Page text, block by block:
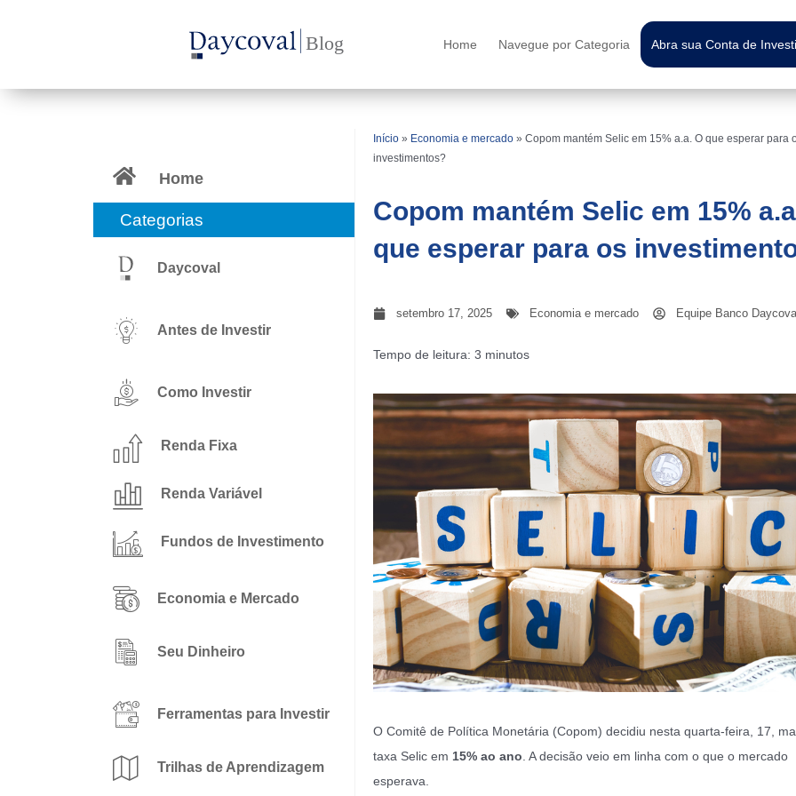
Home Navegue por Categoria Abra sua Conta de
Home
Categorias
Daycoval
Antes de Investir
Como Investir
Renda Fixa
Renda Variável
Fundos de Investimento
Economia e Mercado
Seu Dinheiro
Ferramentas para Investir
Trilhas de Aprendizagem
Início» Economia e mercado» Copom mantém Selic em 15% a.a. O que esperar para
investimentos?
Copom mantém Selic em 15%
que esperar para os
setembro 17, 2025 Economia e mercado Equipe Banco
Tempo de leitura: 3 minutos
O Comitê de Política Monetária (Copom) decidiu nesta quarta-feira, 17,
taxa Selic em 15% ao ano. A decisão veio em linha com o que o mercado
esperava.